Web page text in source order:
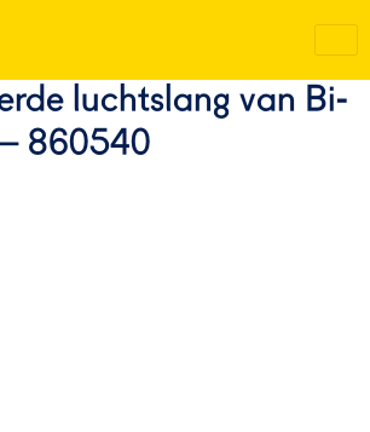
luchtslang van Bi-
860540